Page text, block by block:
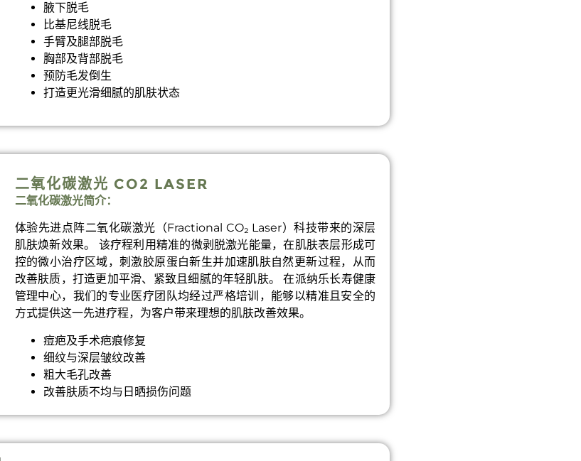
腋下脱毛
比基尼线脱毛
手臂及腿部脱毛
胸部及背部脱毛
预防毛发倒生
打造更光滑细腻的肌肤状态
⼆氧化碳激光 CO2 LASER
⼆氧化碳激光简介：
体验先进点阵二氧化碳激光（Fractional CO₂ Laser）科技带来的深层
肌肤焕新效果。 该疗程利用精准的微剥脱激光能量，在肌肤表层形成可
控的微小治疗区域，刺激胶原蛋白新生并加速肌肤自然更新过程，从而
改善肤质，打造更加平滑、紧致且细腻的年轻肌肤。 在派纳乐长寿健康
管理中心，我们的专业医疗团队均经过严格培训，能够以精准且安全的
方式提供这一先进疗程，为客户带来理想的肌肤改善效果。
痘疤及手术疤痕修复
细纹与深层皱纹改善
粗大毛孔改善
改善肤质不均与日晒损伤问题